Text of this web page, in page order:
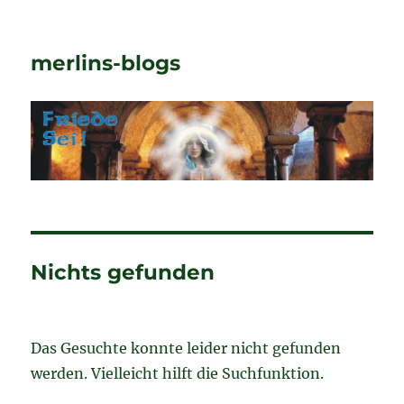
merlins-blogs
Nichts gefunden
Das Gesuchte konnte leider nicht gefunden
werden. Vielleicht hilft die Suchfunktion.